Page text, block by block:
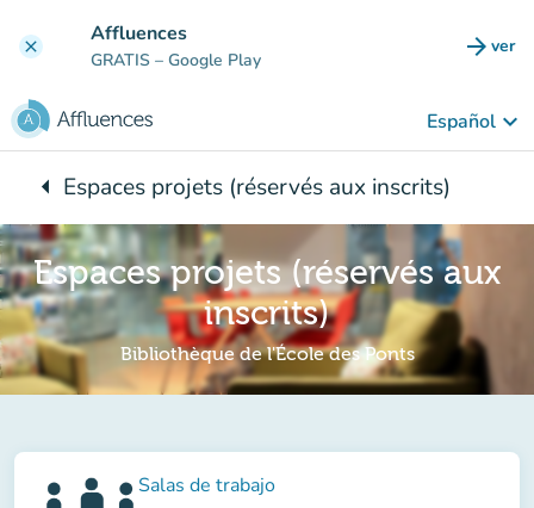
clear Affluences
GRATIS – Google Play arrow_forward ver
Español keyboard_arrow_down
arrow_leftVuelta:
Espaces projets (réservés aux inscrits)
Espaces projets (réservés aux
inscrits)
Bibliothèque de l'École des Ponts
Salas de trabajo